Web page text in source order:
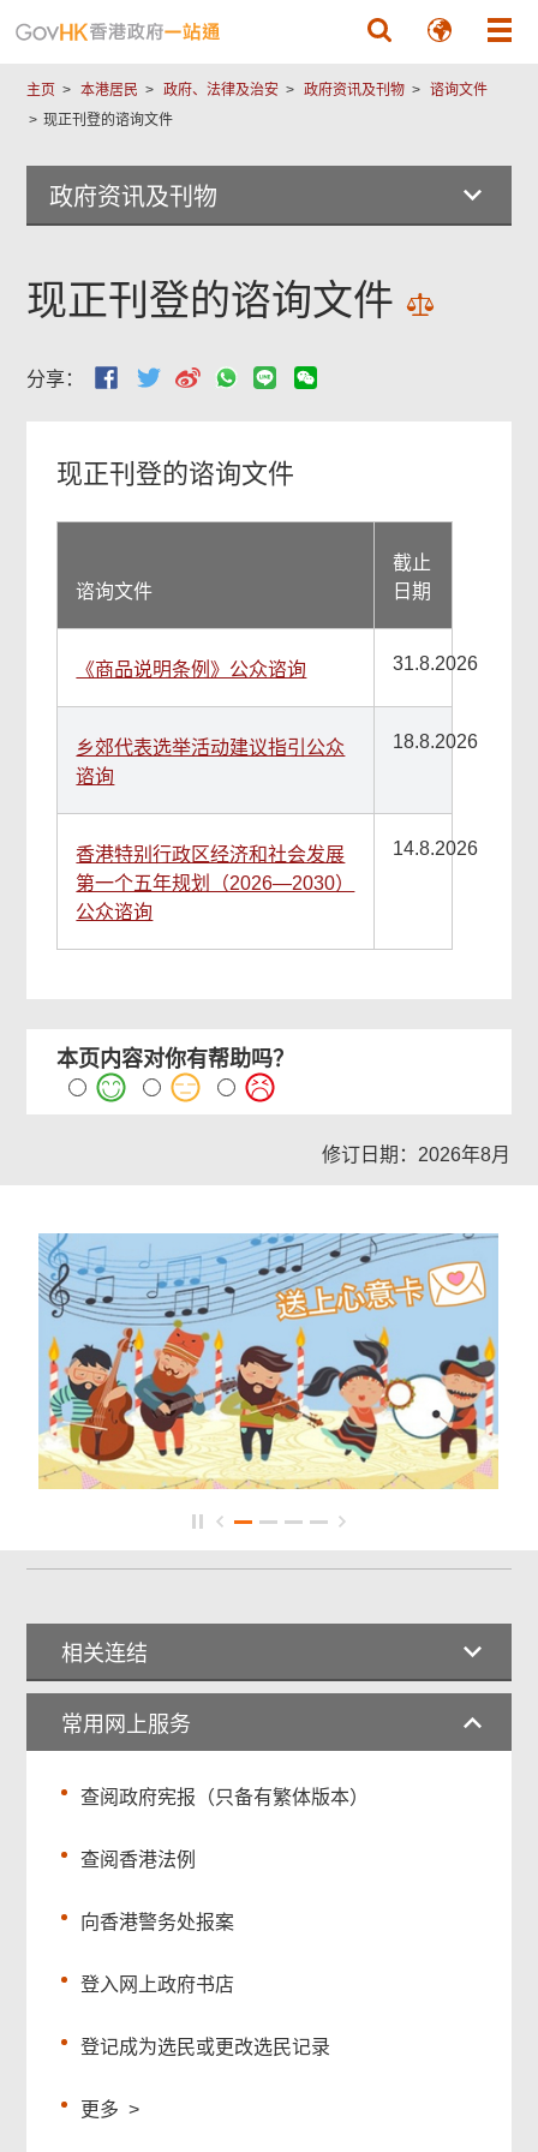
主页 本港居民 政府、法律及治安 政府资讯及刊物
谘询文件
现正刊登的谘询文件
政府资讯及刊物
现正刊登的谘询文件
分享：
现正刊登的谘询文件
谘询文件
截止
日期
《商品说明条例》公众谘询 31.8.2026
乡郊代表选举活动建议指引公众
谘询
18.8.2026
香港特别行政区经济和社会发展
第一个五年规划（2026—2030）
公众谘询
14.8.2026
本页内容对你有帮助吗？
修订日期：2026年8月
相关连结
常用网上服务
查阅政府宪报（只备有繁体版本）
查阅香港法例
向香港警务处报案
登入网上政府书店
登记成为选民或更改选民记录
更多 >